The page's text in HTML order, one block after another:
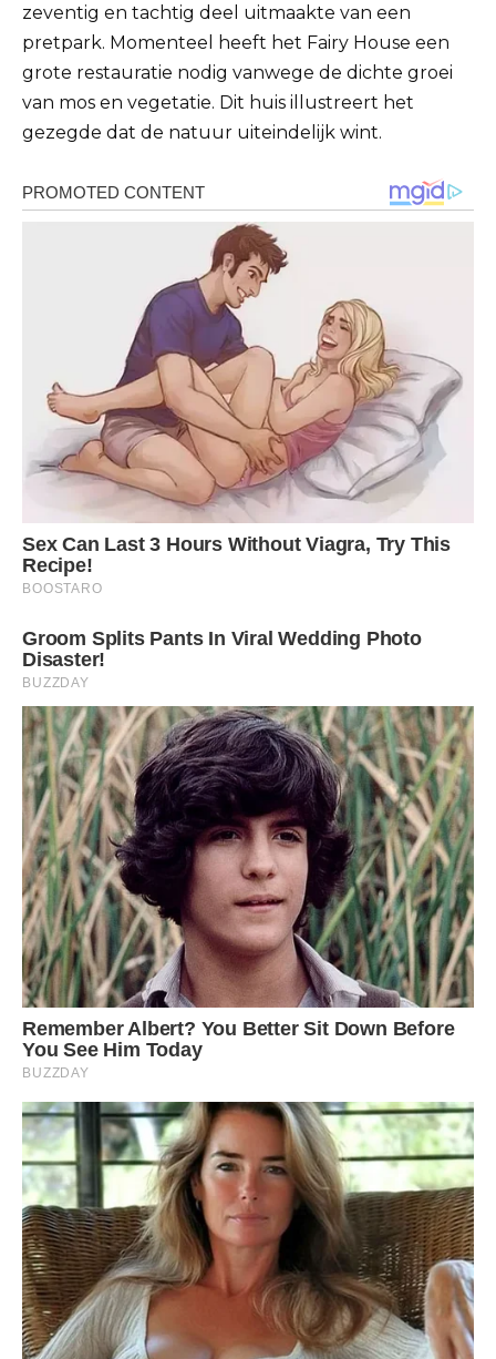
zeventig en tachtig deel uitmaakte van een
pretpark. Momenteel heeft het Fairy House een
grote restauratie nodig vanwege de dichte groei
van mos en vegetatie. Dit huis illustreert het
gezegde dat de natuur uiteindelijk wint.